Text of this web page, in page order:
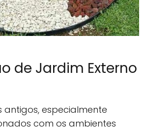
de Jardim Externo
antigos, especialmente
com os ambientes